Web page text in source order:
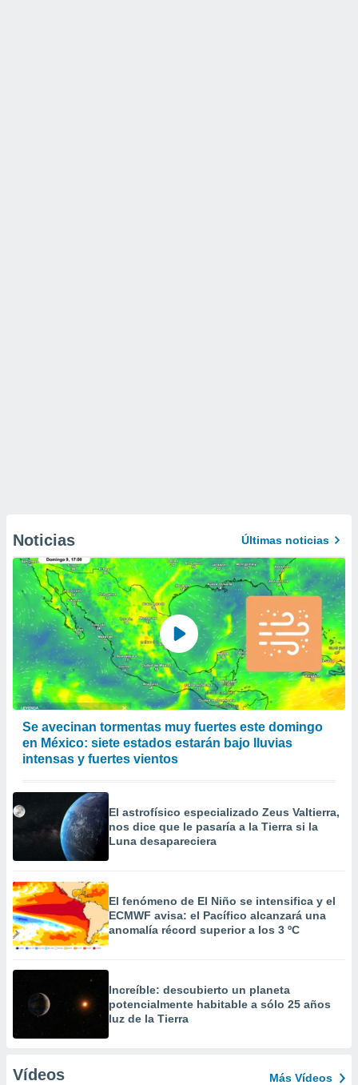
Noticias Últimas noticias
Se avecinan tormentas muy fuertes este domingo
en México: siete estados estarán bajo lluvias
intensas y fuertes vientos
El astrofísico especializado Zeus Valtierra,
nos dice que le pasaría a la Tierra si la
Luna desapareciera
El fenómeno de El Niño se intensifica y el
ECMWF avisa: el Pacífico alcanzará una
anomalía récord superior a los 3 ºC
Increíble: descubierto un planeta
potencialmente habitable a sólo 25 años
luz de la Tierra
Vídeos Más Vídeos